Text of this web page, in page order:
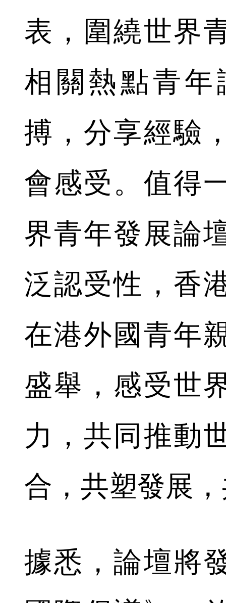
表，圍繞世界
相關熱點青年
搏，分享經驗
會感受。值得
界青年發展論
泛認受性，香
在港外國青年
盛舉，感受世
力，共同推動
合，共塑發展
據悉，論壇將